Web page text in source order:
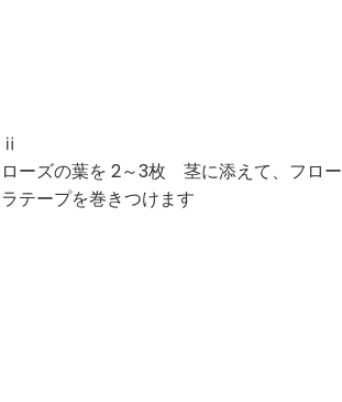
ⅱ
ローズの葉を 2～3枚 茎に添えて、フロー
ラテープを巻きつけます